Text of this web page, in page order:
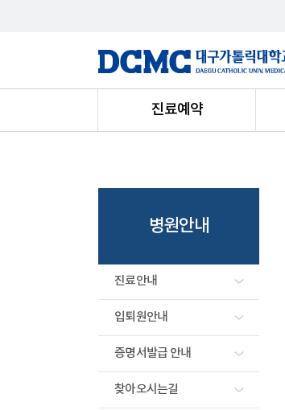
진료예약
병원안내
진료안내
입퇴원안내
증명서발급 안내
찾아오시는길